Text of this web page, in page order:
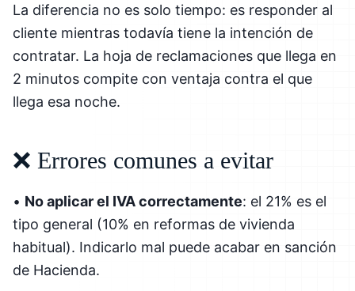
La diferencia no es solo tiempo: es responder al
cliente mientras todavía tiene la intención de
contratar. La hoja de reclamaciones que llega en
2 minutos compite con ventaja contra el que
llega esa noche.
❌ Errores comunes a evitar
• No aplicar el IVA correctamente: el 21% es el
tipo general (10% en reformas de vivienda
habitual). Indicarlo mal puede acabar en sanción
de Hacienda.